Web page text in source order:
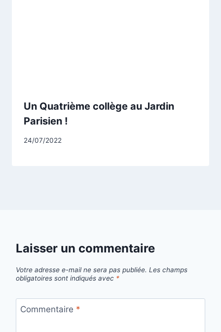
Un Quatrième collège au Jardin
Parisien !
Par
24/07/2022
Laisser un commentaire
Votre adresse e-mail ne sera pas publiée. Les champs
obligatoires sont indiqués avec *
Commentaire *